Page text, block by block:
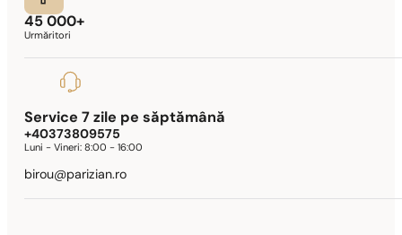
45 000+
Urmăritori
Service 7 zile pe săptămână
+40373809575
Luni - Vineri:8:00 - 16:00
birou@parizian.ro